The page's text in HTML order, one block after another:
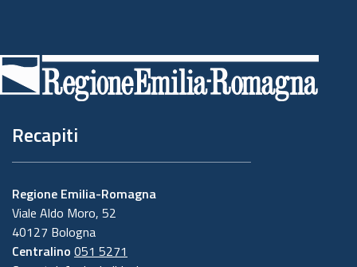
di
pagina
Recapiti
Regione Emilia-Romagna
Viale Aldo Moro, 52
40127 Bologna
Centralino 051 5271